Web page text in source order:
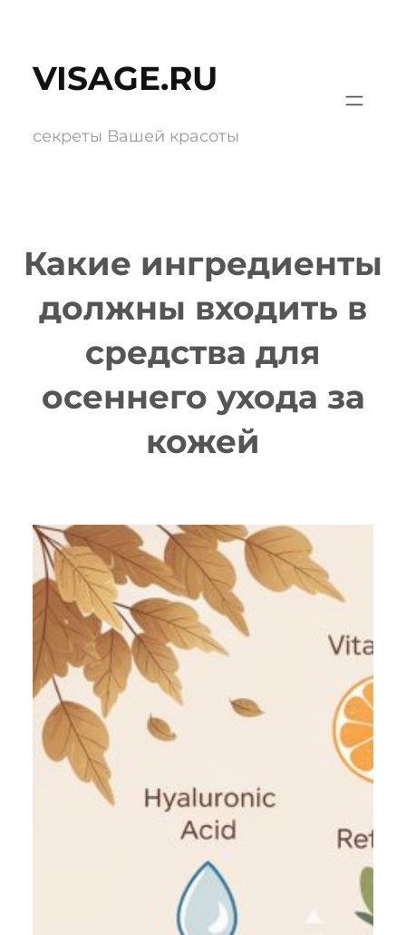
содержимому
VISAGE.RU
секреты Вашей красоты
Какие ингредиенты
должны входить в
средства для
осеннего ухода за
кожей